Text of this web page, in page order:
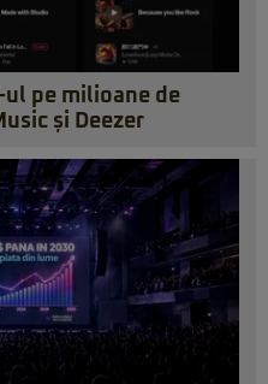
pe milioane de
și Deezer